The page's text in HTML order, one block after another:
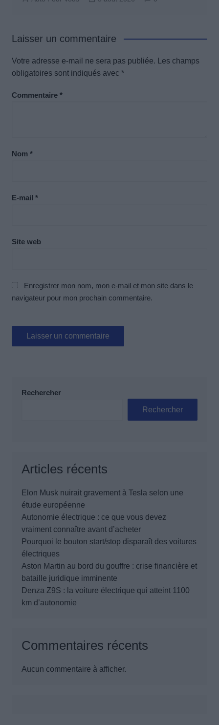
Laisser un commentaire
Votre adresse e-mail ne sera pas publiée.
Les champs
obligatoires sont indiqués avec *
Commentaire *
Nom *
E-mail *
Site web
Enregistrer mon nom, mon e-mail et mon site dans le
navigateur pour mon prochain commentaire.
Rechercher
Rechercher
Articles récents
Elon Musk nuirait gravement à Tesla selon une
étude européenne
Autonomie électrique : ce que vous devez
vraiment connaître avant d’acheter
Pourquoi le bouton start/stop disparaît des voitures
électriques
Aston Martin au bord du gouffre : crise financière et
bataille juridique imminente
Denza Z9S : la voiture électrique qui atteint 1100
km d’autonomie
Commentaires récents
Aucun commentaire à afficher.